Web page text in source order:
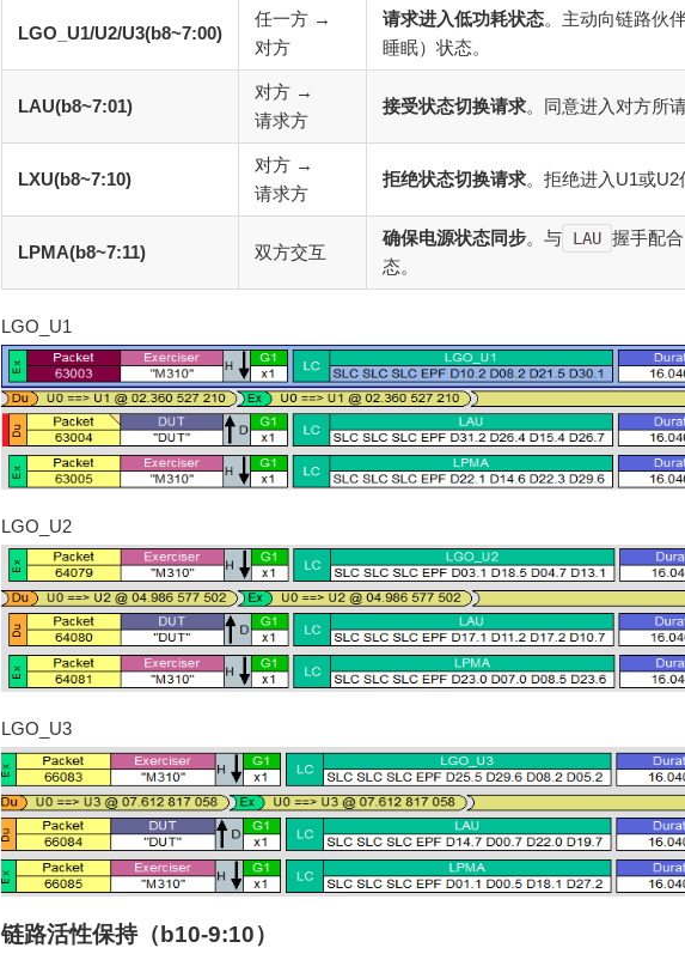
LGO_U1/U2/U3(b8~7:00)
任一方 →
对方
请求进入低功耗状态。主动向链路伙
睡眠）状态。
LAU(b8~7:01)
对方 →
请求方
接受状态切换请求。同意进入对方所
LXU(b8~7:10)
对方 →
请求方
拒绝状态切换请求。拒绝进入U1或U2
LPMA(b8~7:11) 双方交互
确保电源状态同步。与 LAU 握手配
态。
LGO_U1
LGO_U2
LGO_U3
链路活性保持（b10-9:10）